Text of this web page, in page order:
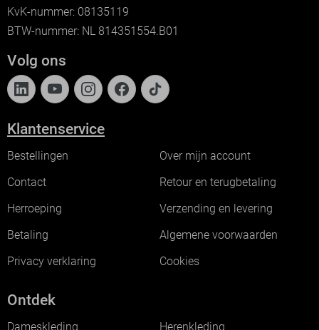
KvK-nummer: 08135119
BTW-nummer: NL 814351554.B01
Volg ons
Klantenservice
Bestellingen
Over mijn account
Contact
Retour en terugbetaling
Herroeping
Verzending en levering
Betaling
Algemene voorwaarden
Privacy verklaring
Cookies
Ontdek
Dameskleding
Herenkleding